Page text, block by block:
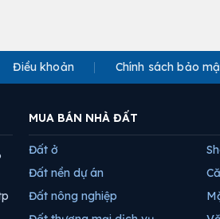
Điều khoản Chính sách bảo
MUA BÁN NHÀ ĐẤT
Đất ở
Đất nền dự án
Đất nông nghiệp